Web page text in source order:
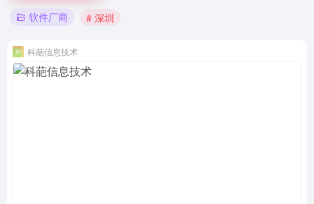
软件厂商 # 深圳
科葩信息技术